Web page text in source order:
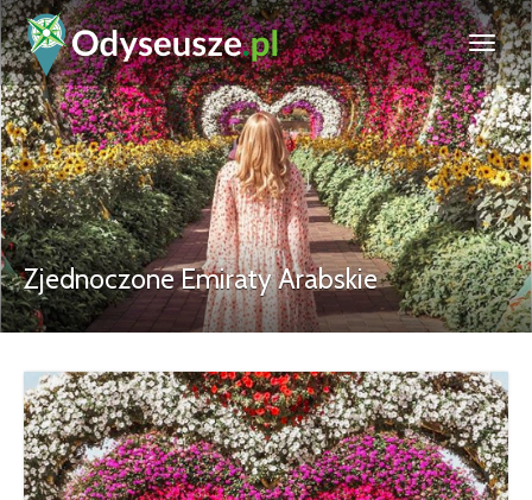
Zjednoczone Emiraty Arabskie